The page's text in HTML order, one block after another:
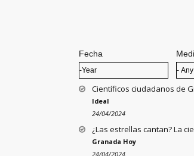
Fecha
Fecha
Year
Científicos ciudadanos de
Ideal
24/04/2024
¿Las estrellas cantan? La
Granada Hoy
24/04/2024